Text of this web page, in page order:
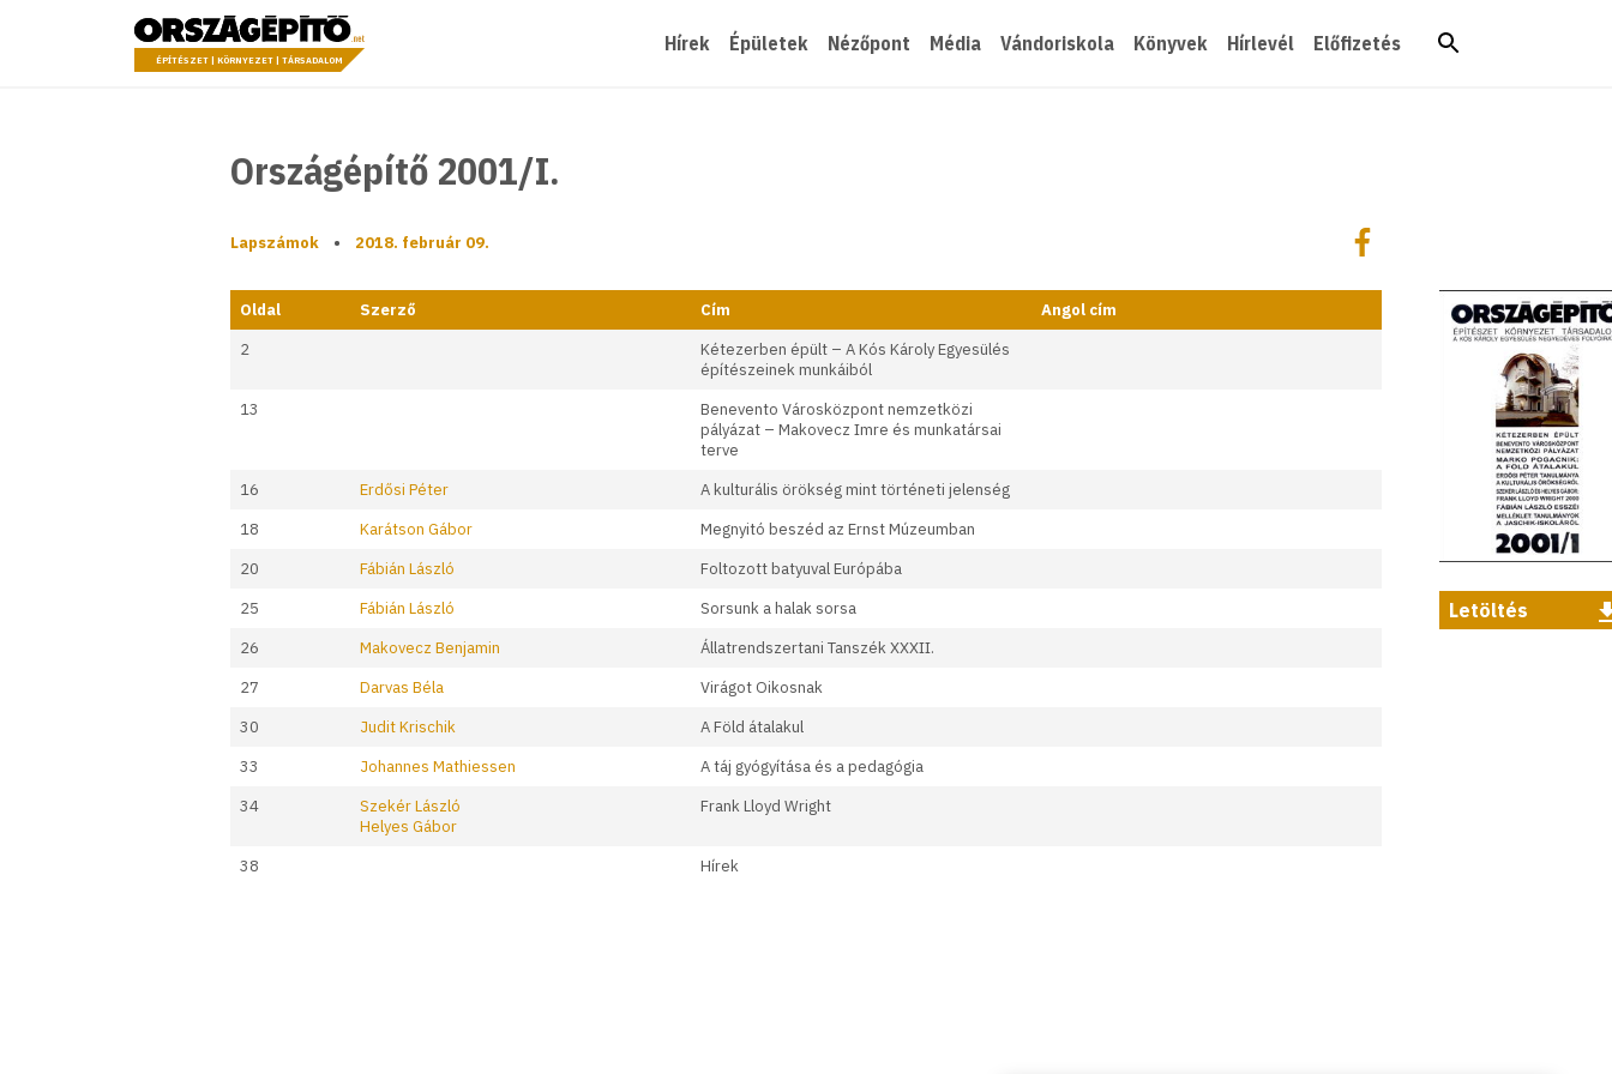
Országépítő
ÉPÍTÉSZET | KÖRNYEZET | TÁRSADALOM
Hírek Épületek Nézőpont Média Vándoriskola Könyvek Hírlevél Előfizetés
Országépítő 2001/I.
Lapszámok • 2018. február 09.
Megosztás
Megosztás Facebookon
Oldal Szerző Cím
Angol cím
2
Kétezerben épült – A Kós Károly Egyesülés
építészeinek munkáiból
13
Benevento Városközpont nemzetközi
pályázat – Makovecz Imre és munkatársai
terve
16
Erdősi Péter
A kulturális örökség mint történeti jelenség
18
Karátson Gábor
Megnyitó beszéd az Ernst Múzeumban
20
Fábián László
Foltozott batyuval Európába
25
Fábián László
Sorsunk a halak sorsa
26
Makovecz Benjamin
Állatrendszertani Tanszék XXXII.
27
Darvas Béla
Virágot Oikosnak
30
Judit Krischik
A Föld átalakul
33
Johannes Mathiessen
A táj gyógyítása és a pedagógia
34
Szekér László
Helyes Gábor
Frank Lloyd Wright
38 Hírek
Letöltés